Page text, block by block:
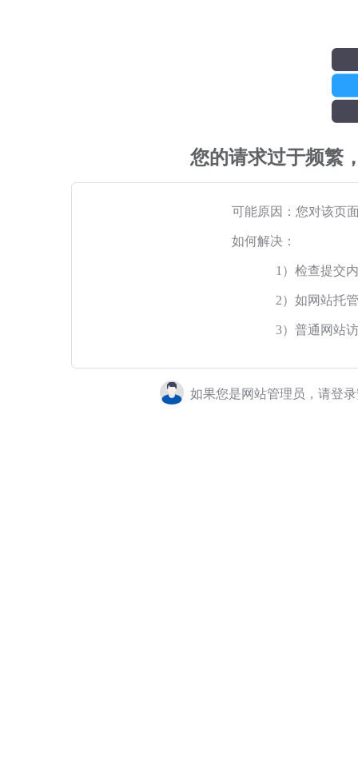
您的请求过于频繁
可能原因：您对该页
如何解决：
1）检查提交
2）如网站托
3）普通网站
如果您是网站管理员，请登